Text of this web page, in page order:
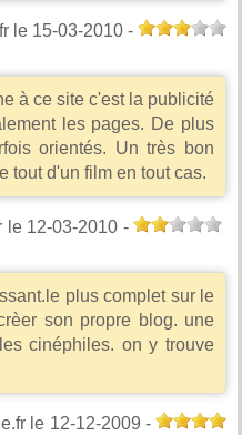
le 15-03-2010-
à ce site c'est la publicité
les pages. De plus
orientés. Un très bon
tout d'un film en tout cas.
le 12-03-2010 -
plus complet sur le
son propre blog. une
cinéphiles. on y trouve
le 12-12-2009 -